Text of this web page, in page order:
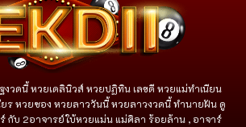
งวดนี้ หวยเดลินิวส์ หวยปฏิทิน เลขดี หวยแม่ทำเนียน
ร หวยซอง หวยลาววันนี้ หวยลาวงวดนี้ ทำนายฝัน ดู
กับ 2อาจารย์ใบ้หวยแม่น แม่ศิลา ร้อยล้าน , อาจาร์